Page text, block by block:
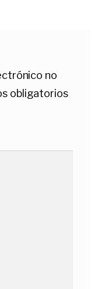
no
obligatorios